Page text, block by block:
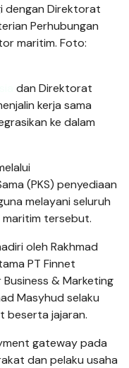
dengan Direktorat
Perhubungan
maritim. Foto:
dan Direktorat
kerja sama
ke dalam
(PKS) penyediaan
melayani seluruh
maritim tersebut.
oleh Rakhmad
PT Finnet
& Marketing
Masyhud selaku
beserta jajaran.
gateway pada
dan pelaku usaha